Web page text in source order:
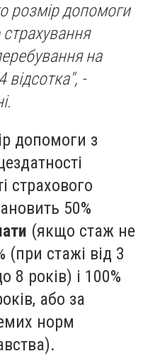
розмір допомоги
на
відсотка", -
допомоги з
страхового
50%
(якщо стаж не
(при стажі від 3
8 років) і 100%
або за
норм